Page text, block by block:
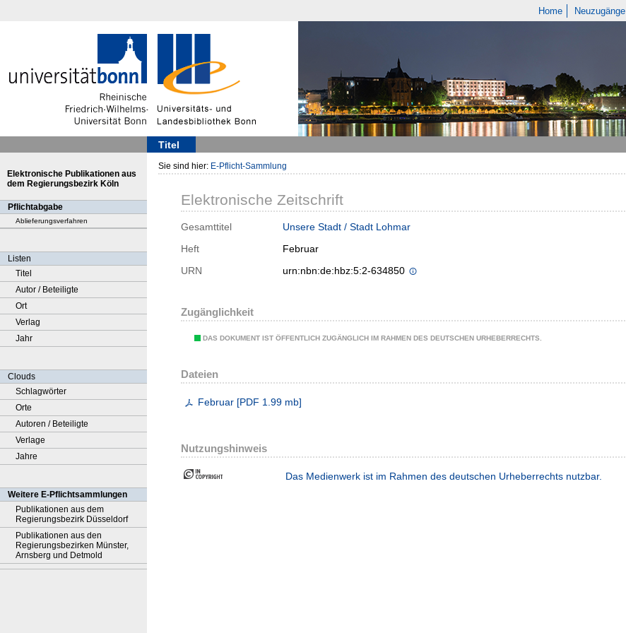
Home Neuzugänge
Titel
Elektronische Publikationen aus
dem Regierungsbezirk Köln
Pflichtabgabe
Ablieferungsverfahren
Listen
Titel
Autor / Beteiligte
Ort
Verlag
Jahr
Clouds
Schlagwörter
Orte
Autoren / Beteiligte
Verlage
Jahre
Weitere E-Pflichtsammlungen
Publikationen aus dem
Regierungsbezirk Düsseldorf
Publikationen aus den
Regierungsbezirken Münster,
Arnsberg und Detmold
Sie sind hier: E-Pflicht-Sammlung
Elektronische Zeitschrift
Gesamttitel
Unsere Stadt / Stadt Lohmar
Heft
Februar
URN
urn:nbn:de:hbz:5:2-634850
Zugänglichkeit
DAS DOKUMENT IST ÖFFENTLICH ZUGÄNGLICH IM RAHMEN DES DEUTSCHEN URHEBERRECHTS.
Dateien
Februar [PDF 1.99 mb]
Nutzungshinweis
Das Medienwerk ist im Rahmen des deutschen Urheberrechts nutzbar.